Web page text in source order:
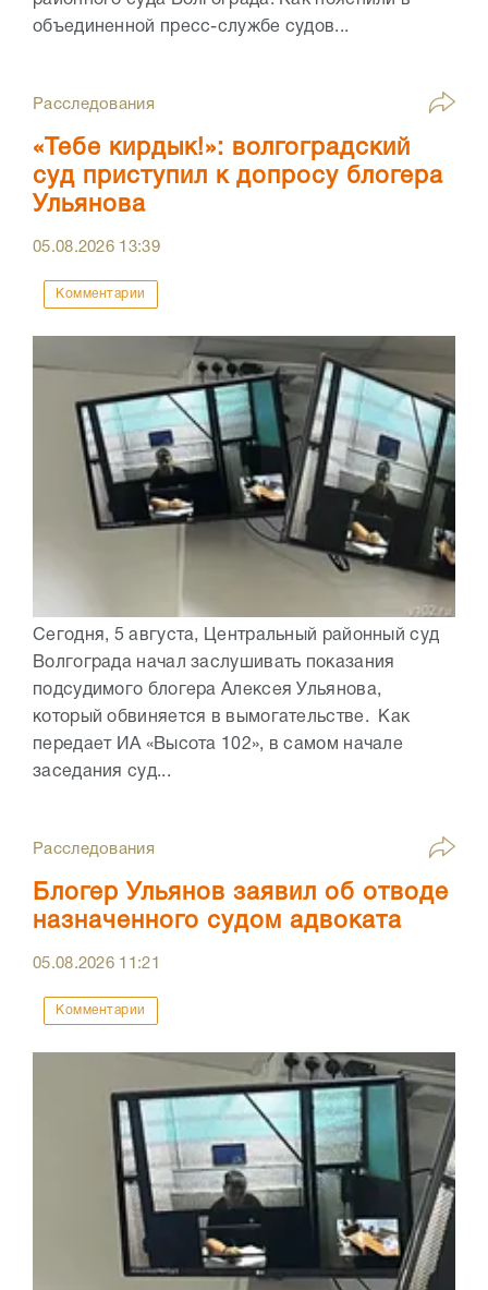
объединенной пресс-службе судов...
Расследования
«Тебе кирдык!»: волгоградский
суд приступил к допросу блогера
Ульянова
05.08.2026 13:39
Комментарии
Сегодня, 5 августа, Центральный районный суд
Волгограда начал заслушивать показания
подсудимого блогера Алексея Ульянова,
который обвиняется в вымогательстве. Как
передает ИА «Высота 102», в самом начале
заседания суд...
Расследования
Блогер Ульянов заявил об отводе
назначенного судом адвоката
05.08.2026 11:21
Комментарии